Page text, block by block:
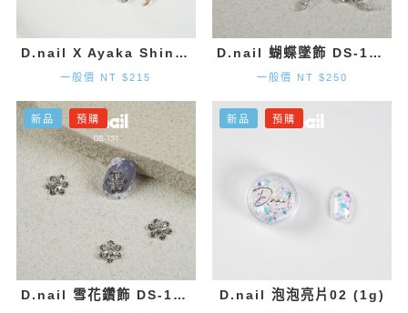
D.nail X Ayaka Shinohara 月亮墜飾-金色 (2入)
一般價 NT $215
D.nail 蝴蝶墜飾 DS-130 (20mm×1.9mm) 2入
一般價 NT $250
新品 預購
D.nail 雪花鑽飾 DS-131 (9.7mm×8.2mm) 2入
新品 預購
D.nail 泡泡亮片02 (1g)